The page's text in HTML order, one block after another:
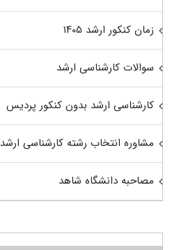
زمان کنکور ارشد ۱۴۰۵
سوالات کارشناسی ارشد
کارشناسی ارشد بدون کنکور پردیس
مشاوره انتخاب رشته کارشناسی ارشد
مصاحبه دانشگاه شاهد